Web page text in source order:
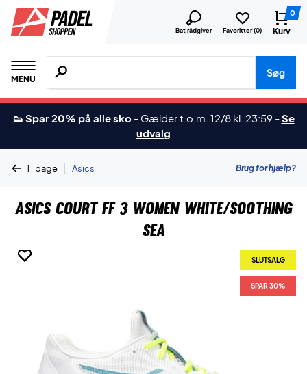
Bat rådgiver Favoritter (0)
0
Kurv
MENU
Søg efter produkter, mærker etc.
Søg
👟 Spar 20% på alle sko - Gælder t.o.m. 12/8 kl. 23:59 -Se
udvalg
Tilbage | Asics Brug for hjælp?
Asics Court FF 3 Women White/Soothing
Sea
SLUTSALG
SPAR 30%
SLUTSALG
SPAR 30%
SLUTSALG
SPAR 30%
SLUTSALG
SPAR 30%
SLUTSALG
SPAR 30%